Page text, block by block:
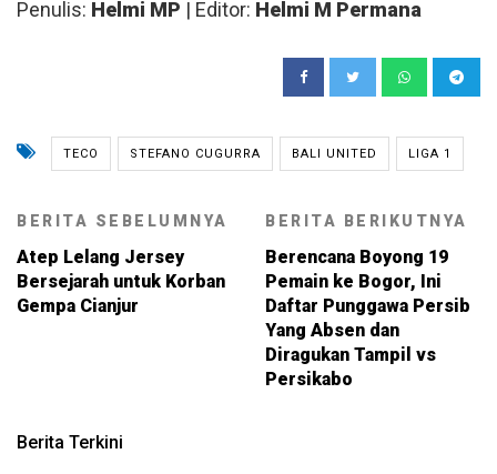
Penulis: Helmi MP | Editor: Helmi M Permana
TECO STEFANO CUGURRA BALI UNITED LIGA 1
BERITA SEBELUMNYA
Atep Lelang Jersey
Bersejarah untuk Korban
Gempa Cianjur
BERITA BERIKUTNYA
Berencana Boyong 19
Pemain ke Bogor, Ini
Daftar Punggawa Persib
Yang Absen dan
Diragukan Tampil vs
Persikabo
Berita Terkini